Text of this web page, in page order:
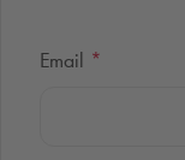
Email *